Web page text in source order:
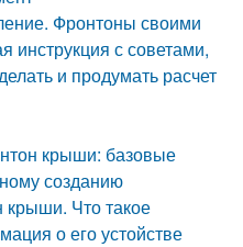
Фронтоны своими
инструкция с советами,
и продумать расчет
крыши: базовые
созданию
крыши. Что такое
о его устойстве